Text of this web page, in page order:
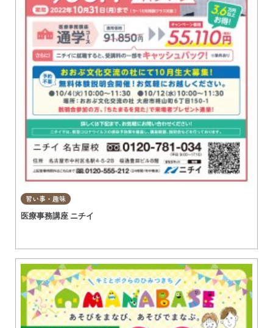
習い事・趣味
医療事務講座 ニチイ